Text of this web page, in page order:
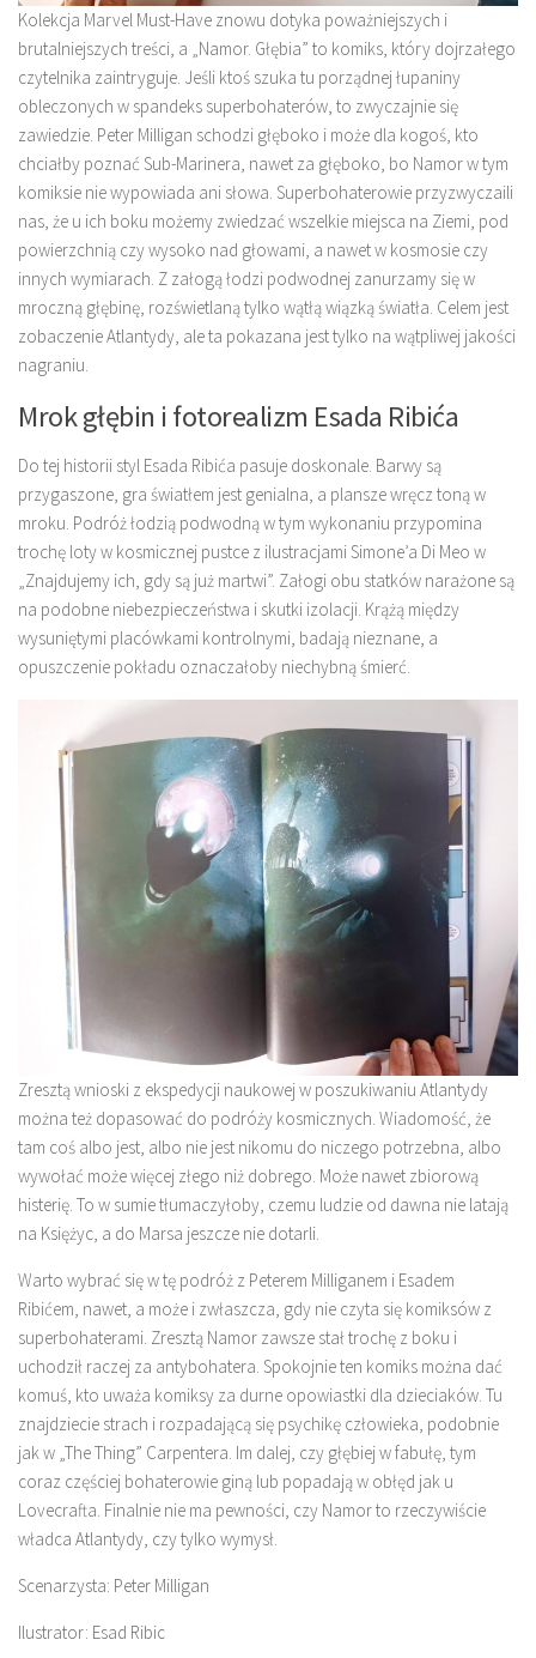
Kolekcja Marvel Must-Have znowu dotyka poważniejszych i
brutalniejszych treści, a „Namor. Głębia” to komiks, który dojrzałego
czytelnika zaintryguje. Jeśli ktoś szuka tu porządnej łupaniny
obleczonych w spandeks superbohaterów, to zwyczajnie się
zawiedzie. Peter Milligan schodzi głęboko i może dla kogoś, kto
chciałby poznać Sub-Marinera, nawet za głęboko, bo Namor w tym
komiksie nie wypowiada ani słowa. Superbohaterowie przyzwyczaili
nas, że u ich boku możemy zwiedzać wszelkie miejsca na Ziemi, pod
powierzchnią czy wysoko nad głowami, a nawet w kosmosie czy
innych wymiarach. Z załogą łodzi podwodnej zanurzamy się w
mroczną głębinę, rozświetlaną tylko wątłą wiązką światła. Celem jest
zobaczenie Atlantydy, ale ta pokazana jest tylko na wątpliwej jakości
nagraniu.
Mrok głębin i fotorealizm Esada Ribića
Do tej historii styl Esada Ribića pasuje doskonale. Barwy są
przygaszone, gra światłem jest genialna, a plansze wręcz toną w
mroku. Podróż łodzią podwodną w tym wykonaniu przypomina
trochę loty w kosmicznej pustce z ilustracjami Simone’a Di Meo w
„Znajdujemy ich, gdy są już martwi”. Załogi obu statków narażone są
na podobne niebezpieczeństwa i skutki izolacji. Krążą między
wysuniętymi placówkami kontrolnymi, badają nieznane, a
opuszczenie pokładu oznaczałoby niechybną śmierć.
Zresztą wnioski z ekspedycji naukowej w poszukiwaniu Atlantydy
można też dopasować do podróży kosmicznych. Wiadomość, że
tam coś albo jest, albo nie jest nikomu do niczego potrzebna, albo
wywołać może więcej złego niż dobrego. Może nawet zbiorową
histerię. To w sumie tłumaczyłoby, czemu ludzie od dawna nie latają
na Księżyc, a do Marsa jeszcze nie dotarli.
Warto wybrać się w tę podróż z Peterem Milliganem i Esadem
Ribićem, nawet, a może i zwłaszcza, gdy nie czyta się komiksów z
superbohaterami. Zresztą Namor zawsze stał trochę z boku i
uchodził raczej za antybohatera. Spokojnie ten komiks można dać
komuś, kto uważa komiksy za durne opowiastki dla dzieciaków. Tu
znajdziecie strach i rozpadającą się psychikę człowieka, podobnie
jak w „The Thing” Carpentera. Im dalej, czy głębiej w fabułę, tym
coraz częściej bohaterowie giną lub popadają w obłęd jak u
Lovecrafta. Finalnie nie ma pewności, czy Namor to rzeczywiście
władca Atlantydy, czy tylko wymysł.
Scenarzysta: Peter Milligan
Ilustrator: Esad Ribic